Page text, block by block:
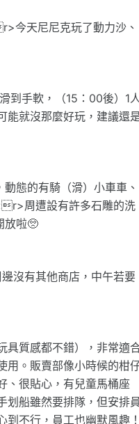
今天尼尼克玩了動力沙、
到手軟，（15：00後）1人
就沒那麼好玩，建議還
態的有騎（滑）小車車、
周遭設有許多石雕的洗
放啦🥺
沒有其他商店，中午若要
具質感都不錯），非常適
用。販賣部像小時候的柑
、很貼心，有兒童馬桶座
划船雖然要排隊，但安排員
不行，員工也幽默風趣！